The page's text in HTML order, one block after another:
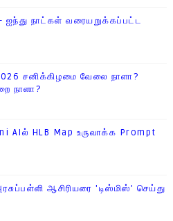
நாட்கள் வரையறுக்கப்பட்ட
சனிக்கிழமை வேலை நாளா?
நாளா?
AIல் HLB Map உருவாக்க Prompt
ஆசிரியரை 'டிஸ்மிஸ்' செய்து